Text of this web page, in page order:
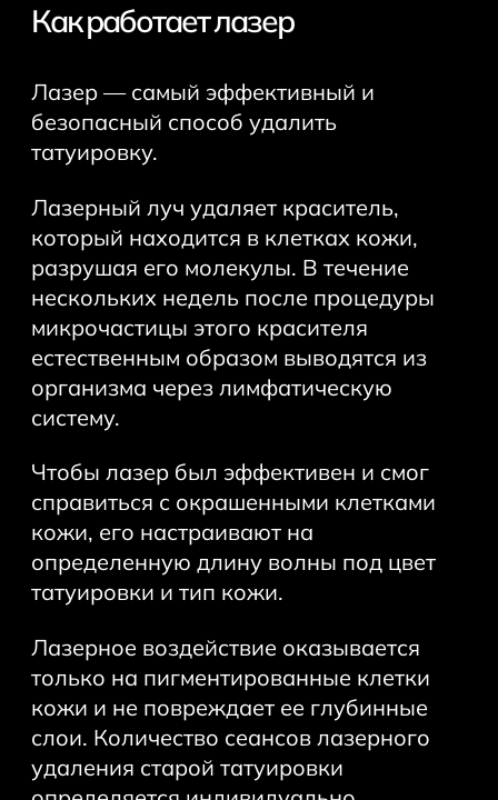
Как работает лазер
Лазер — самый эффективный и
безопасный способ удалить
татуировку.
Лазерный луч удаляет краситель,
который находится в клетках кожи,
разрушая его молекулы. В течение
нескольких недель после процедуры
микрочастицы этого красителя
естественным образом выводятся из
организма через лимфатическую
систему.
Чтобы лазер был эффективен и смог
справиться с окрашенными клетками
кожи, его настраивают на
определенную длину волны под цвет
татуировки и тип кожи.
Лазерное воздействие оказывается
только на пигментированные клетки
кожи и не повреждает ее глубинные
слои. Количество сеансов лазерного
удаления старой татуировки